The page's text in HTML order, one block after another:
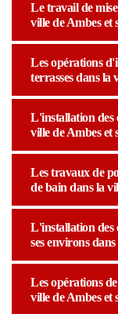
Le travail de
ville de Ambes et
Les opérations
terrasses dans la
L'installation des
ville de Ambes et
Les travaux de
de bain dans la
L'installation des
ses environs dans
Les opérations
ville de Ambes et